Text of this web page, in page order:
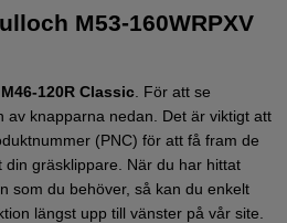
M53-160WRPXV
120R Classic För att se
av knapparna nedan. Det är viktigt att
(PNC) för att få fram de
gräsklippare.
När du har hittat
som du behöver, så kan du enkelt
längst upp till vänster på vår site.